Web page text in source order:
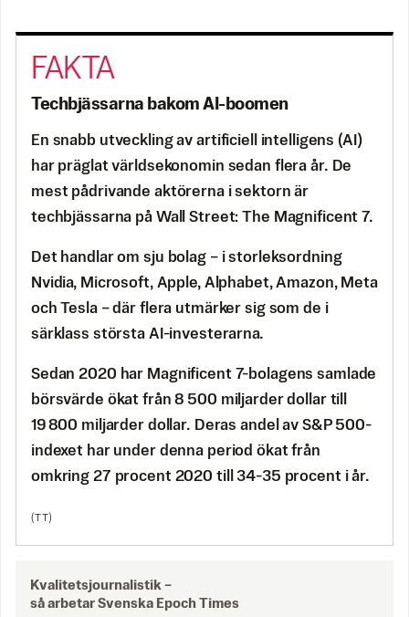
Techbjässarna bakom AI-boomen
En snabb utveckling av artificiell intelligens (AI)
har präglat världsekonomin sedan flera år. De
mest pådrivande aktörerna i sektorn är
techbjässarna på Wall Street: The Magnificent 7.
Det handlar om sju bolag – i storleksordning
Nvidia, Microsoft, Apple, Alphabet, Amazon, Meta
och Tesla – där flera utmärker sig som de i
särklass största AI-investerarna.
Sedan 2020 har Magnificent 7-bolagens samlade
börsvärde ökat från 8 500 miljarder dollar till
19 800 miljarder dollar. Deras andel av S&P 500-
indexet har under denna period ökat från
omkring 27 procent 2020 till 34-35 procent i år.
(TT)
Kvalitetsjournalistik –
så arbetar Svenska Epoch Times